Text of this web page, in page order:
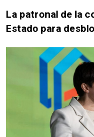
La patronal de la
Estado para